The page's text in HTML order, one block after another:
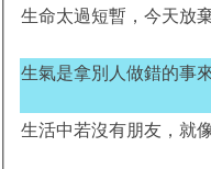
生命太過短暫，今天放
生氣是拿別人做錯的事
生活中若沒有朋友，就